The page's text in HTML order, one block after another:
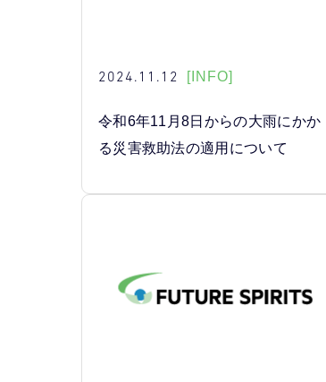
2024.11.12 [INFO]
令和6年11月8日からの大雨にかか
る災害救助法の適用について